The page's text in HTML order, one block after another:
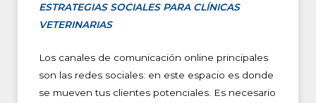
ESTRATEGIAS SOCIALES PARA CLÍNICAS
VETERINARIAS
Los canales de comunicación online principales
son las redes sociales: en este espacio es donde
se mueven tus clientes potenciales. Es necesario